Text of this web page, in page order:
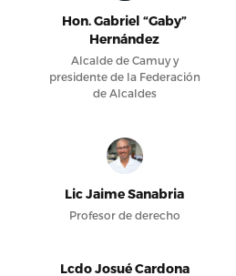
Hon. Gabriel “Gaby”
Hernández
Alcalde de Camuy y
presidente de la Federación
de Alcaldes
Lic Jaime Sanabria
Profesor de derecho
Lcdo Josué Cardona